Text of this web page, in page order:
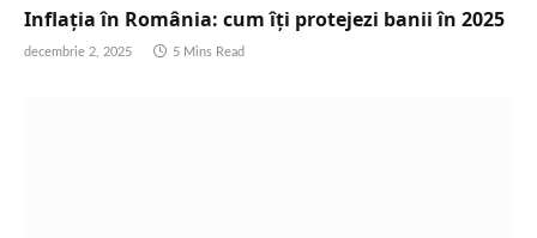
Inflația în România: cum îți protejezi banii în 2025
decembrie 2, 2025 5 Mins Read